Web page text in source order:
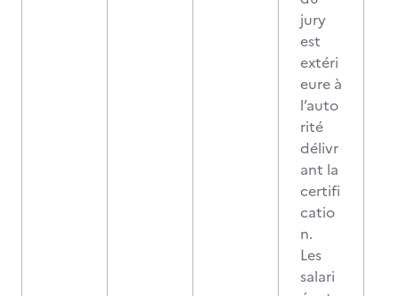
jury
est
extéri
eure à
l’auto
rité
délivr
ant la
certifi
catio
n.
Les
salari